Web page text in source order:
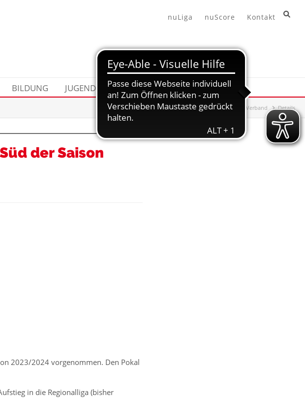
nuLiga nuScore Kontakt
BILDUNG JUGEND HANDBALL360
Hessischer Handball-Verband Details
der Saison
2023/2024 vorgenommen. Den Pokal
in die Regionalliga (bisher